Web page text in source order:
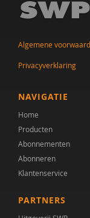
Algemene
Privacyverklaring
NAVIGATIE
Home
Producten
Abonnementen
Abonneren
Klantenservice
PARTNERS